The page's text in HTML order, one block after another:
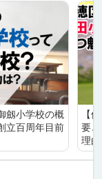
劔小学校の概
立百周年目前
【
要
理